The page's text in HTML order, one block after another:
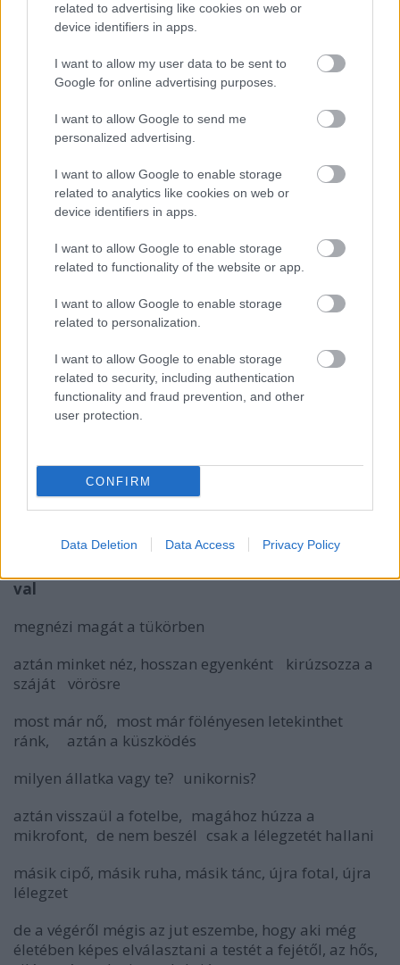
related to advertising like cookies on web or
device identifiers in apps.
I want to allow my user data to be sent to
Google for online advertising purposes.
I want to allow Google to send me
personalized advertising.
I want to allow Google to enable storage
related to analytics like cookies on web or
device identifiers in apps.
I want to allow Google to enable storage
related to functionality of the website or app.
I want to allow Google to enable storage
related to personalization.
I want to allow Google to enable storage
related to security, including authentication
functionality and fraud prevention, and other
user protection.
CONFIRM
Data Deletion Data Access Privacy Policy
Jászay Tamás
A fesztiválblogger azaz Eső jelenti:
val
megnézi magát a tükörben
aztán minket néz, hosszan egyenként kirúzsozza a
száját vörösre
most már nő, most már fölényesen letekinthet
ránk, aztán a küszködés
milyen állatka vagy te? unikornis?
aztán visszaül a fotelbe, magához húzza a
mikrofont, de nem beszél csak a lélegzetét hallani
másik cipő, másik ruha, másik tánc, újra fotal, újra
lélegzet
de a végéről mégis az jut eszembe, hogy aki még
életében képes elválasztani a testét a fejétől, az hős,